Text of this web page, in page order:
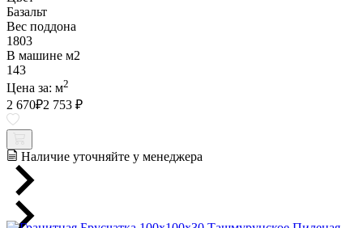
Базальт
Вес поддона
1803
В машине м2
143
Цена за: м2
2 670₽2 753 ₽
Наличие уточняйте у менеджера